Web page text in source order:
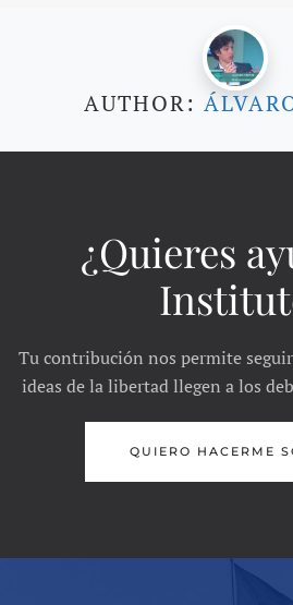
AUTHOR:
¿Quieres
Tu contribución nos permite
ideas de la libertad llegen a los
QUIERO HACERME